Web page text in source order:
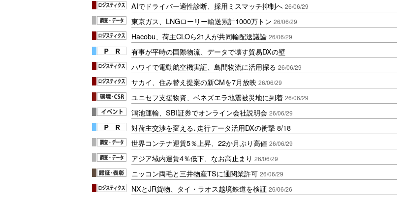
AIでドライバー適性診断、採用ミスマッチ抑制へ 26/06/29
東京ガス、LNGローリー輸送累計1000万トン 26/06/29
Hacobu、荷主CLOら21人が共同輸配送議論 26/06/29
有事が平時の国際物流、データで壊す貿易DXの壁
ハワイで電動航空機実証、島間物流に活用探る 26/06/29
サカイ、住み替え提案の新CMを7月放映 26/06/29
ユニセフ支援物資、ベネズエラ地震被災地に到着 26/06/29
鴻池運輸、SBI証券でオンライン会社説明会 26/06/29
対荷主交渉を変える､走行データ活用DXの衝撃 8/18
世界コンテナ運賃5％上昇、22か月ぶり高値 26/06/29
アジア域内運賃4％低下、なお高止まり 26/06/29
ニッコン両毛と三井物産TSに通関業許可 26/06/29
NXとJR貨物、タイ・ラオス越境鉄道を検証 26/06/26